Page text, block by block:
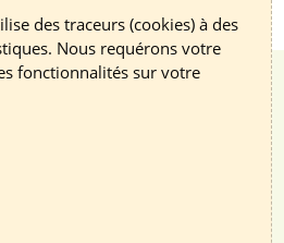
des traceurs (cookies) à des
Nous requérons votre
fonctionnalités sur votre